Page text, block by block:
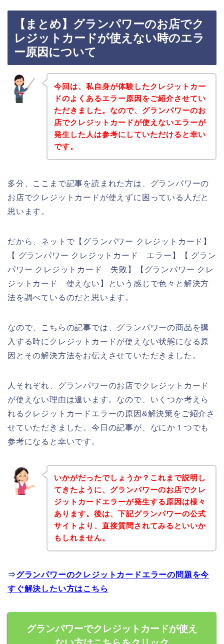
【まとめ】グランパワーのお店でク
レジットカードが使えない時のエラ
ー原因について
今回は、私自身が体験したクレジットカー
ドのよくあるエラー原因をご紹介させてい
ただきました。なので、グランパワーのお
店でクレジットカードが使えないエラーが
発生した人は参考にしていただけると幸い
です。
多分、ここまで記事を読まれた方は、グランパワーの
お店でクレジットカードが使えずに困っている人だと
思います。
だから、ネットで【グランパワー クレジットカード】
【 グランパワー クレジットカード エラー】【 グラン
パワー クレジットカード 失敗】【グランパワー クレ
ジットカード 使えない】という感じで色々と解決方
法を調べているのだと思います。
なので、こちらの記事では、グランパワーの商品を購
入する時にクレジットカードが使えない状態になる原
因とその解決方法をお伝えさせていただきました。
人それぞれ、グランパワーのお店でクレジットカード
が使えない理由は違います。なので、いくつか考えら
れるクレジットカードエラーの原因&解決策をご紹介さ
せていただきました。今日の記事が、なにか１つでも
参考になると幸いです。
いかがだったでしょうか？これまで説明し
てきたように、グランパワーのお店でクレ
ジットカードエラーが発生する原因は様々
あります。後は、下記グランパワーの公式
サイトより、直接質問されてみるといいか
もしれません。
⇒グランパワーのクレジットカードエラーの問題を今
すぐ解決したい方はこちら
グランパワーでクレジットカードが使え